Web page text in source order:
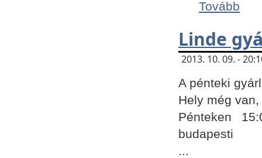
Tovább
Linde
2013. 10. 09. -
A pénteki
Hely még
Pénteken
budapesti
...